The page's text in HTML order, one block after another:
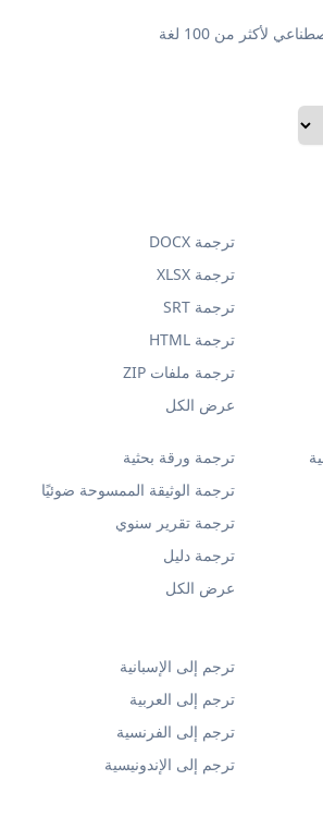
لأكثر من 100 لغة
ترجمة ورقة بحثية
ترجمة الوثيقة الممسوحة ضوئيًا
ترجمة تقرير سنوي
ترجمة دليل
عرض الكل
ترجم إلى الإسبانية
ترجم إلى العربية
ترجم إلى الفرنسية
ترجم إلى الإندونيسية
ترجمة DOCX
ترجمة XLSX
ترجمة SRT
ترجمة HTML
ترجمة ملفات ZIP
عرض الكل